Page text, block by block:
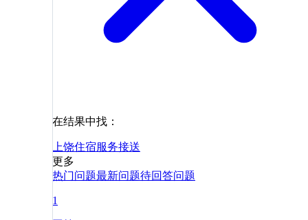
在结果中找：
上饶住宿服务接送
更多
热门问题最新问题待回答问题
1